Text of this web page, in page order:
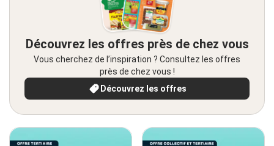
Découvrez les offres près de chez vous
Vous cherchez de l’inspiration ? Consultez les offres
près de chez vous !
Découvrez les offres